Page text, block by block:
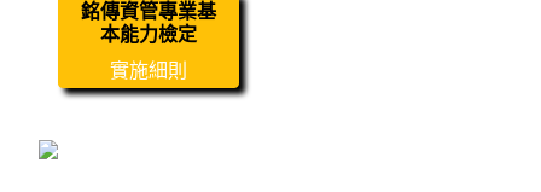
銘傳資管專業基
本能力檢定
實施細則